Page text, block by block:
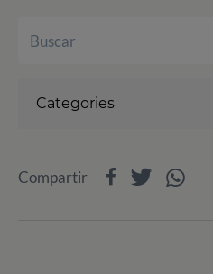
Categories
Compartir